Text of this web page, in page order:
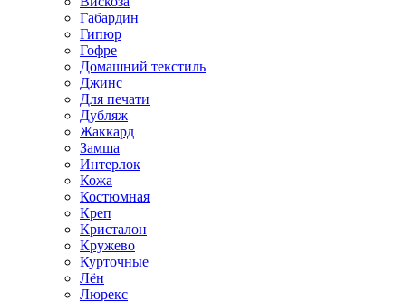
Габардин
Гипюр
Гофре
Домашний текстиль
Джинс
Для печати
Дубляж
Жаккард
Замша
Интерлок
Кожа
Костюмная
Креп
Кристалон
Кружево
Курточные
Лён
Люрекс